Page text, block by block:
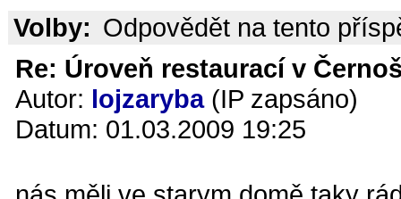
Volby: Odpovědět na tento
Re: Úroveň restaurací v
Autor: lojzaryba(IP zapsáno)
Datum: 01.03.2009 19:25